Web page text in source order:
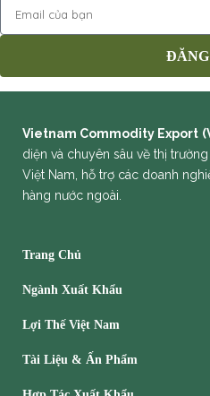
Vietnam Commodity Export
diện và chuyên sâu về thị
Việt Nam, hỗ trợ các doanh
hàng nước ngoài.
Trang Chủ
Ngành Xuất Khẩu
Lợi Thế Việt Nam
Tài Liệu & Ấn Phẩm